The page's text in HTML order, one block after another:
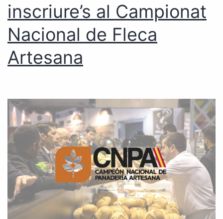
inscriure’s al Campionat
Nacional de Fleca
Artesana